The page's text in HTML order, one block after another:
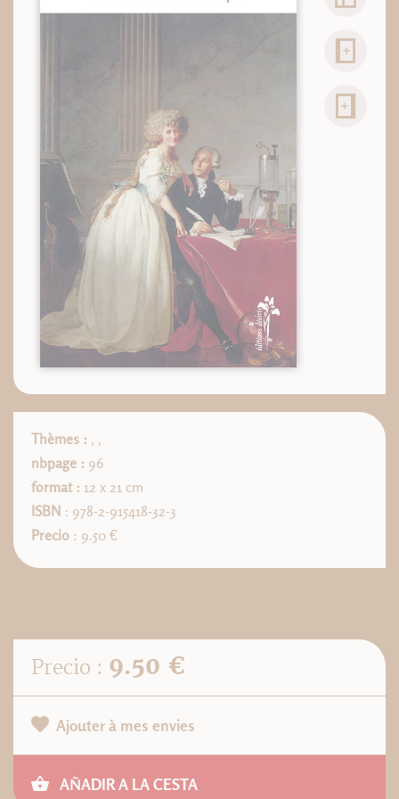
Thèmes : , ,
nbpage : 96
format : 12 x 21 cm
ISBN : 978-2-915418-32-3
Precio : 9.50 €
Precio : 9.50 €
Ajouter à mes envies
AÑADIR A LA CESTA